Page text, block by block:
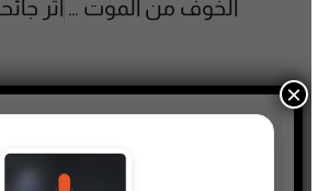
الخوف من الموت وتطور السلالات
تصنيفات البودكاست
×